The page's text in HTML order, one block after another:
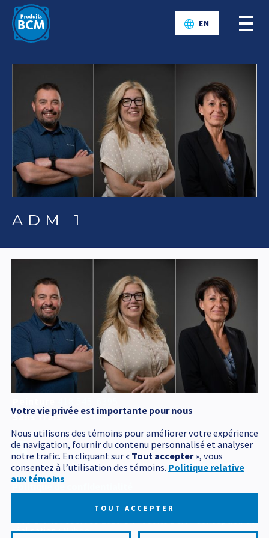
EN
ADM 1
Service d'urgence
accessible 24 h /24
418 545-1698
Adresse postale
340, Émile Couture
Chicoutimi (Québec) G7H 8B6
418 545-1698
Sans frais 1 800 463-7906
Politique de confidentialité
Mes préférences cookies
Tous droits réservés 2026 © Produits BCM Conception et
réalisation :Nubee
Votre vie privée est importante pour nous
Nous utilisons des témoins pour améliorer votre expérience
de navigation, fournir du contenu personnalisé et analyser
notre trafic. En cliquant sur « Tout accepter», vous
consentez à l’utilisation des témoins. Politique relative
aux témoins
TOUT ACCEPTER